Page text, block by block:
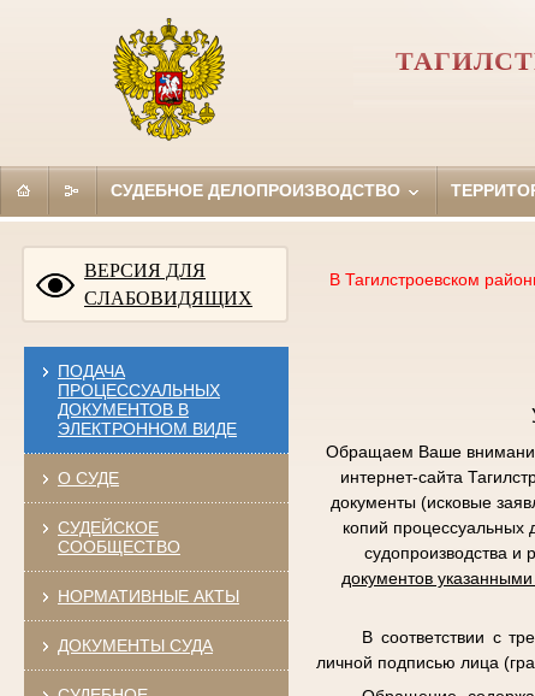
СУДЕБНОЕ ДЕЛОПРОИЗВОДСТВО
ВЕРСИЯ ДЛЯ
СЛАБОВИДЯЩИХ
ПОДАЧА
ПРОЦЕССУАЛЬНЫХ
ДОКУМЕНТОВ В
ЭЛЕКТРОННОМ ВИДЕ
О СУДЕ
СУДЕЙСКОЕ
СООБЩЕСТВО
НОРМАТИВНЫЕ АКТЫ
ДОКУМЕНТЫ СУДА
В Тагилстроевском
Обращаем Ваше
интернет-сайта
документы (исковые
копий процессуальных
судопроизводства
документов
В соответствии с
личной подписью лица